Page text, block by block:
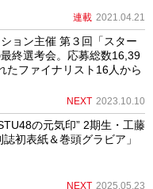
連載 2021.04.21
ョン主催 第３回「スター
終選考会。応募総数16,39
たファイナリスト16人から
NEXT 2023.10.10
の元気印” 2期生・工藤
初表紙＆巻頭グラビア」
NEXT 2025.05.23